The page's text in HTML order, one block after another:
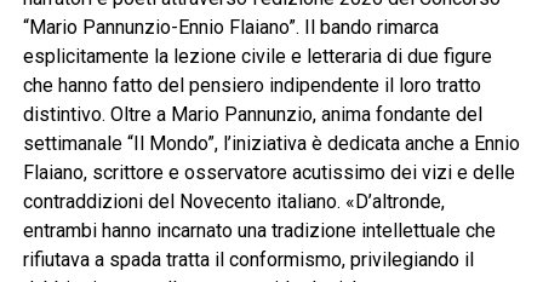
“Mario Pannunzio-Ennio Flaiano”. Il bando rimarca
esplicitamente la lezione civile e letteraria di due figure
che hanno fatto del pensiero indipendente il loro tratto
distintivo. Oltre a Mario Pannunzio, anima fondante del
settimanale “Il Mondo”, l’iniziativa è dedicata anche a Ennio
Flaiano, scrittore e osservatore acutissimo dei vizi e delle
contraddizioni del Novecento italiano. «D’altronde,
entrambi hanno incarnato una tradizione intellettuale che
rifiutava a spada tratta il conformismo, privilegiando il